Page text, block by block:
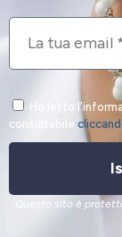
Ho letto
consultabile
Questo sito è